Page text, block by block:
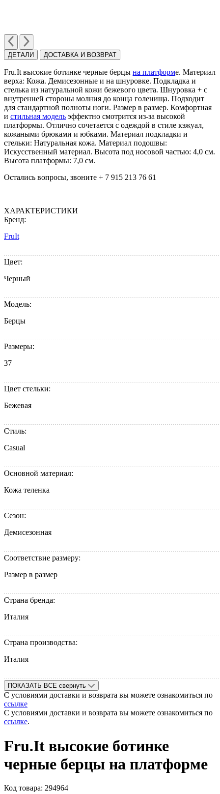
ДЕТАЛИ ДОСТАВКА И ВОЗВРАТ
Fru.It высокие ботинке черные берцы на платформе. Материал
верха: Кожа. Демисезонные и на шнуровке. Подкладка и
стелька из натуральной кожи бежевого цвета. Шнуровка + с
внутренней стороны молния до конца голенища. Подходит
для стандартной полноты ноги. Размер в размер. Комфортная
и стильная модель эффектно смотрится из-за высокой
платформы. Отлично сочетается с одеждой в стиле кэжуал,
кожаными брюками и юбками. Материал подкладки и
стельки: Натуральная кожа. Материал подошвы:
Искусственный материал. Высота под носовой частью: 4,0 cм.
Высота платформы: 7,0 см.
Остались вопросы, звоните + 7 915 213 76 61
ХАРАКТЕРИСТИКИ
Бренд:
FruIt
Цвет:
Черный
Модель:
Берцы
Размеры:
37
Цвет стельки:
Бежевая
Стиль:
Casual
Основной материал:
Кожа теленка
Сезон:
Демисезонная
Соответствие размеру:
Размер в размер
Страна бренда:
Италия
Страна производства:
Италия
ПОКАЗАТЬ ВСЕ свернуть
С условиями доставки и возврата вы можете ознакомиться по
ссылке
С условиями доставки и возврата вы можете ознакомиться по
ссылке.
Fru.It высокие ботинке
черные берцы на платформе
Код товара: 294964